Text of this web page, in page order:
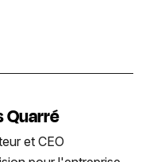
Quarré
et CEO